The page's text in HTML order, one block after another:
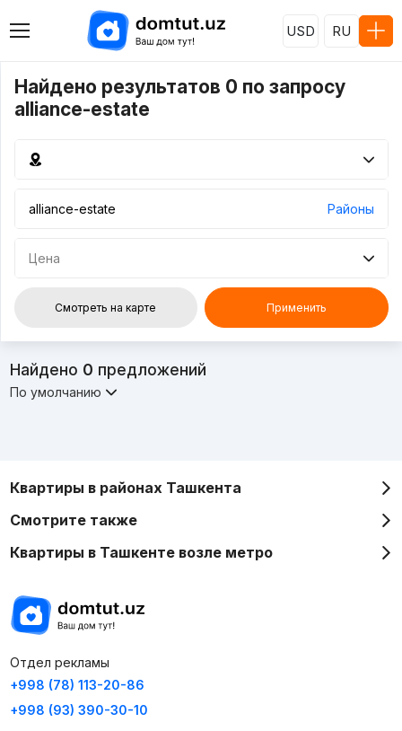
USD RU
Найдено результатов 0 по запросу
alliance-estate
Районы
Цена
Смотреть на карте Применить
Найдено 0 предложений
По умолчанию
Квартиры в районах Ташкента
Смотрите также
Квартиры в Ташкенте возле метро
Отдел рекламы
+998 (78) 113-20-86
+998 (93) 390-30-10